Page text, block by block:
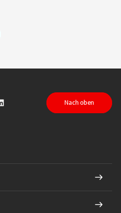
auf Instagram
Sparkasse auf LinkedIn
Nach oben